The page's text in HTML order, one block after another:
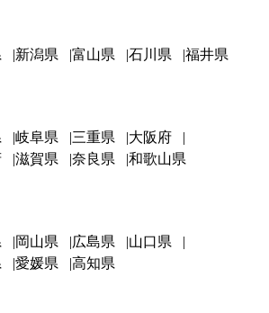
新潟県 富山県 石川県 福井県
岐阜県 三重県
大阪府
滋賀県 奈良県 和歌山県
岡山県 広島県
山口県
愛媛県 高知県